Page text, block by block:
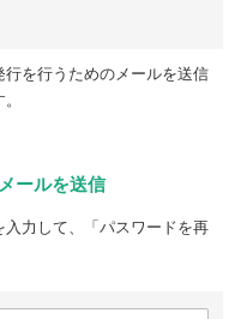
を行うためのメールを送信
ールを送信
力して、「パスワードを再